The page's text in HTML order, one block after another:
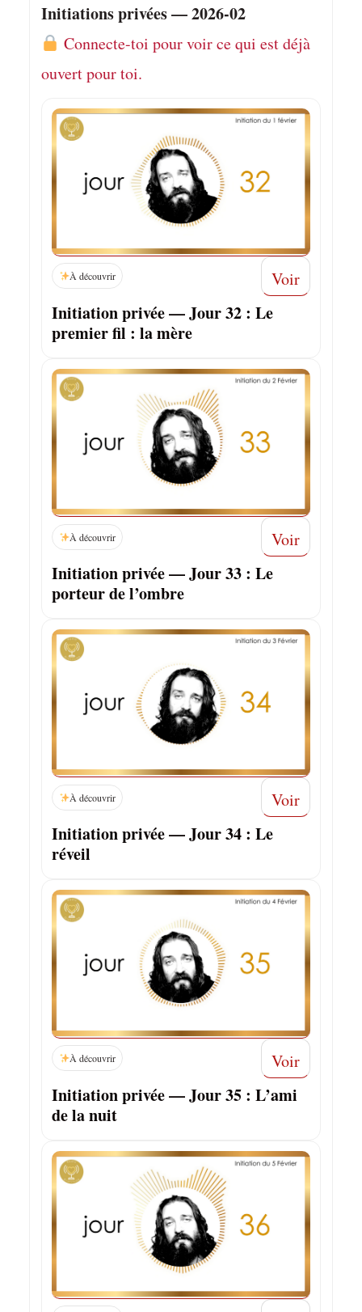
Initiations privées — 2026-02
Connecte-toi pour voir ce qui est déjà
ouvert pour toi.
À découvrir Voir
Initiation privée — Jour 32 : Le
premier fil : la mère
À découvrir Voir
Initiation privée — Jour 33 : Le
porteur de l’ombre
À découvrir Voir
Initiation privée — Jour 34 : Le
réveil
À découvrir Voir
Initiation privée — Jour 35 : L’ami
de la nuit